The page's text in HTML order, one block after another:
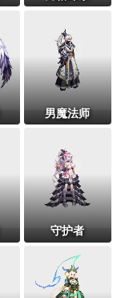
男魔法师
守护者